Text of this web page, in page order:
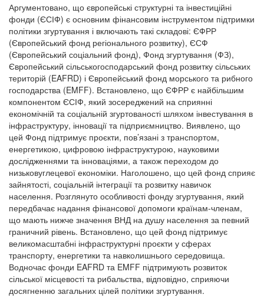
Аргументовано, що європейські структурні та інвестиційні
фонди (ЄСІФ) є основним фінансовим інструментом підтримки
політики згуртування і включають такі складові: ЄФРР
(Європейський фонд регіонального розвитку), ЄСФ
(Європейський соціальний фонд), Фонд згуртування (ФЗ),
Європейський сільськогосподарський фонд розвитку сільських
територій (EAFRD) і Європейський фонд морського та рибного
господарства (EMFF). Встановлено, що ЄФРР є найбільшим
компонентом ЄСІФ, який зосереджений на сприянні
економічній та соціальній згуртованості шляхом інвестування в
інфраструктуру, інновації та підприємництво. Виявлено, що
цей Фонд підтримує проєкти, пов’язані з транспортом,
енергетикою, цифровою інфраструктурою, науковими
дослідженнями та інноваціями, а також переходом до
низьковуглецевої економіки. Наголошено, що цей фонд сприяє
зайнятості, соціальній інтеграції та розвитку навичок
населення. Розглянуто особливості фонду згуртування, який
передбачає надання фінансової допомоги країнам-членам,
що мають нижче значення ВНД на душу населення за певний
граничний рівень. Встановлено, що цей фонд підтримує
великомасштабні інфраструктурні проєкти у сферах
транспорту, енергетики та навколишнього середовища.
Водночас фонди EAFRD та EMFF підтримують розвиток
сільської місцевості та рибальства, відповідно, сприяючи
досягненню загальних цілей політики згуртування.